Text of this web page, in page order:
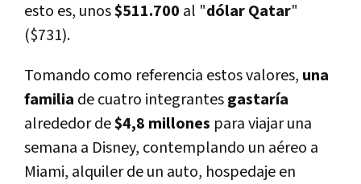
esto es, unos$511.700 al "dólar Qatar"
($731).
Tomando como referencia estos valores, una
familia de cuatro integrantesgastaría
alrededor de$4,8 millones para viajar una
semana a Disney, contemplando un aéreo a
Miami, alquiler de un auto, hospedaje en